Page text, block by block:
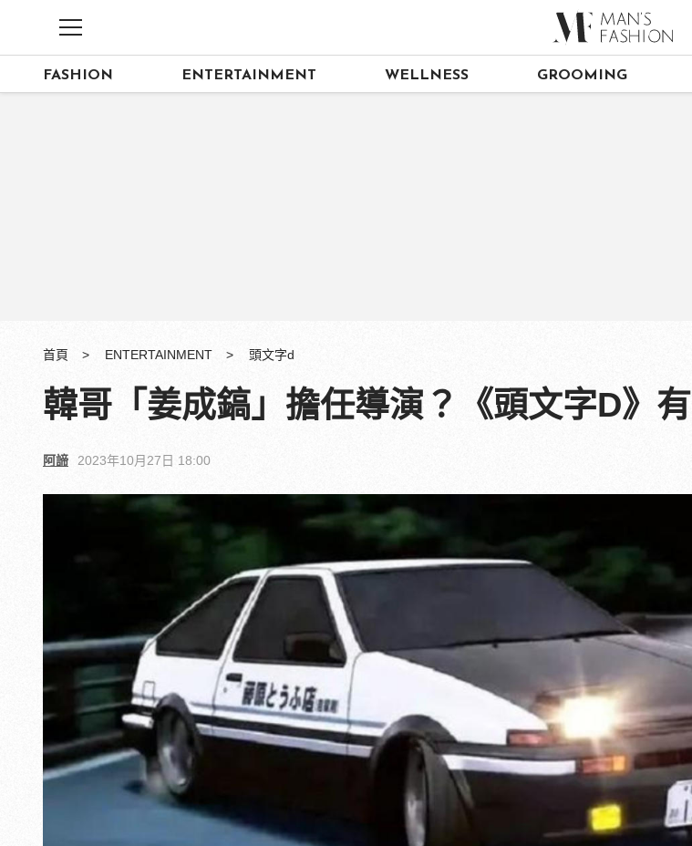
FASHION ENTERTAINMENT WELLNESS GROOMING
首頁 ENTERTAINMENT 頭文字d
韓哥「姜成鎬」擔任導演？《頭文字D》
阿諦 2023年10月27日 18:00